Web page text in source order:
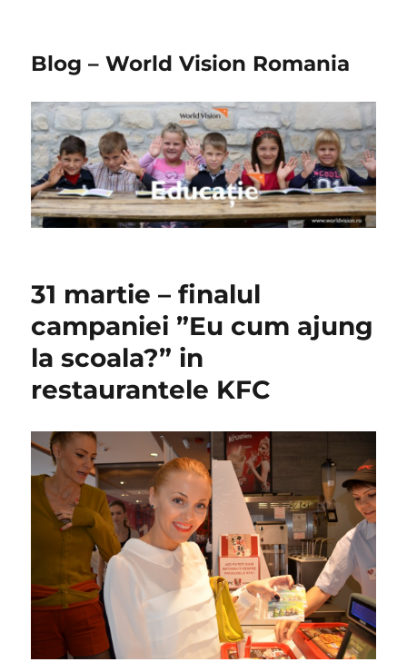
Blog – World Vision Romania
31 martie – finalul
campaniei ”Eu cum ajung
la scoala?” in
restaurantele KFC